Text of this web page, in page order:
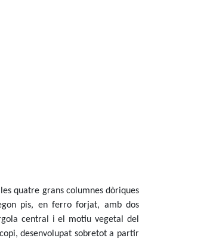
quatre grans columnes dòriques
pis, en ferro forjat, amb dos
central i el motiu vegetal del
desenvolupat sobretot a partir